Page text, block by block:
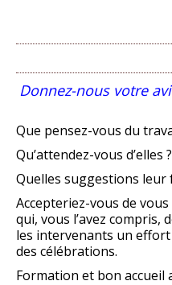
Donnez-nous votre
Que pensez-vous du
Qu’attendez-vous d’elles ?
Quelles suggestions leur
Accepteriez-vous de
qui, vous l’avez compris,
les intervenants un
des célébrations.
Formation et bon accueil